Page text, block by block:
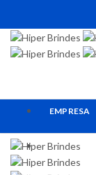
EMPRESA
TÊXTEIS